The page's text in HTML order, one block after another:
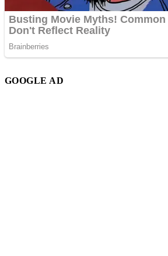
GOOGLE AD